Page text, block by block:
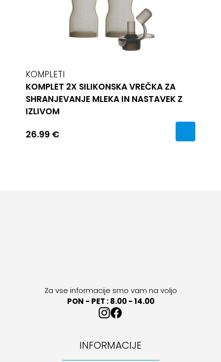
KOMPLETI
KOMPLET 2X SILIKONSKA VREČKA ZA
SHRANJEVANJE MLEKA IN NASTAVEK Z
IZLIVOM
26.99 €
INFORMACIJE
Za vse informacije smo vam na voljo
PON - PET : 8.00 - 14.00